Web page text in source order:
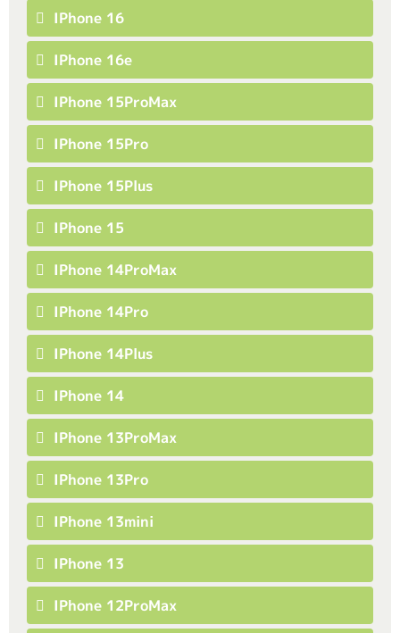
IPhone 16
IPhone 16e
IPhone 15ProMax
IPhone 15Pro
IPhone 15Plus
IPhone 15
IPhone 14ProMax
IPhone 14Pro
IPhone 14Plus
IPhone 14
IPhone 13ProMax
IPhone 13Pro
IPhone 13mini
IPhone 13
IPhone 12ProMax